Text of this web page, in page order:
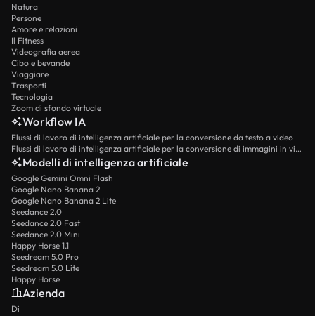
Natura
Persone
Amore e relazioni
Il Fitness
Videografia aerea
Cibo e bevande
Viaggiare
Trasporti
Tecnologia
Zoom di sfondo virtuale
Workflow IA
Flussi di lavoro di intelligenza artificiale per la conversione da testo a video
Flussi di lavoro di intelligenza artificiale per la conversione di immagini in video
Modelli di intelligenza artificiale
Google Gemini Omni Flash
Google Nano Banana 2
Google Nano Banana 2 Lite
Seedance 2.0
Seedance 2.0 Fast
Seedance 2.0 Mini
Happy Horse 1.1
Seedream 5.0 Pro
Seedream 5.0 Lite
Happy Horse
Azienda
Di